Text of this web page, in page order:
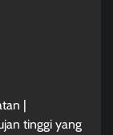
|
tinggi yang